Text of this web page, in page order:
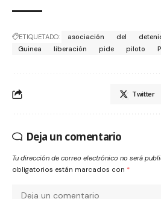
ETIQUETADO: asociación del
Guinea
liberación pide piloto
Twitter
Deja un comentario
Tu dirección de correo electrónico no será
obligatorios están marcados con *